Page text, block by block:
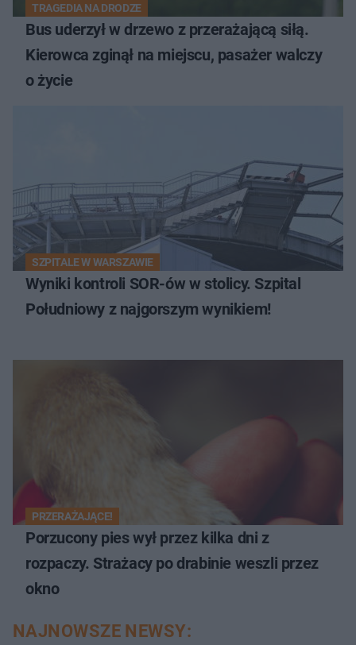
TRAGEDIA NA DRODZE
Bus uderzył w drzewo z przerażającą siłą.
Kierowca zginął na miejscu, pasażer walczy
o życie
SZPITALE W WARSZAWIE
Wyniki kontroli SOR-ów w stolicy. Szpital
Południowy z najgorszym wynikiem!
PRZERAŻAJĄCE!
Porzucony pies wył przez kilka dni z
rozpaczy. Strażacy po drabinie weszli przez
okno
NAJNOWSZE NEWSY: